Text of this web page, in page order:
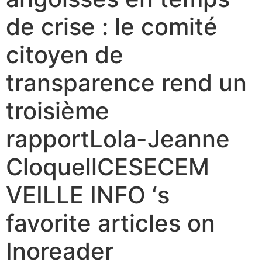
de crise : le comité
citoyen de
transparence rend un
troisième
rapportLola-Jeanne
CloquellCESECEM
VEILLE INFO ‘s
favorite articles on
Inoreader